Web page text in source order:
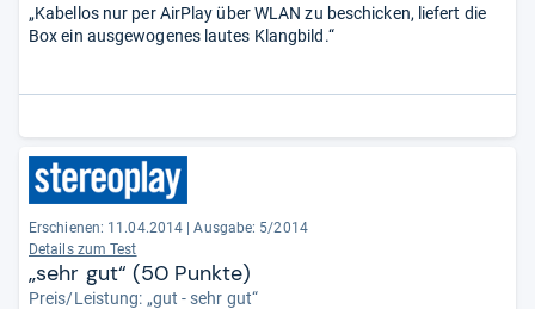
„Kabellos nur per AirPlay über WLAN zu beschicken, liefert die
Box ein ausgewogenes lautes Klangbild.“
Erschienen: 11.04.2014
Ausgabe: 5/2014
Details zum Test
„sehr gut“ (50 Punkte)
Preis/Leistung: „gut - sehr gut“